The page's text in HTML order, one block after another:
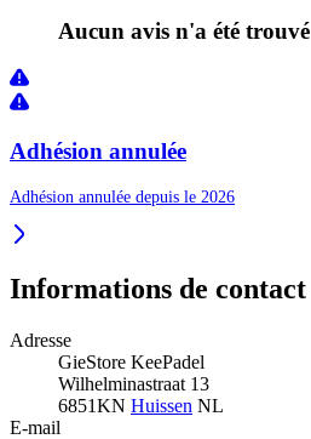
Aucun avis n'a été trouvé
Adhésion annulée
Adhésion annulée depuis le 2026
Informations de contact
Adresse
GieStore KeePadel
Wilhelminastraat 13
6851KN Huissen NL
E-mail